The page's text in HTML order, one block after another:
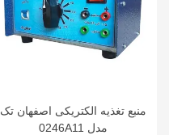
منبع تغذیه الکتریکی اصفهان تک
مدل 0246A11